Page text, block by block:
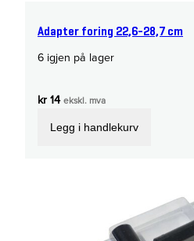
Adapter foring 22,6-28,7 cm
6 igjen på lager
kr14 ekskl. mva
Legg i handlekurv